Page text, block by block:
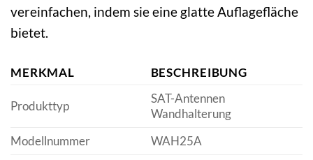
vereinfachen, indem sie eine glatte Auflagefläche
bietet.
MERKMAL BESCHREIBUNG
Produkttyp
SAT-Antennen
Wandhalterung
Modellnummer
WAH25A